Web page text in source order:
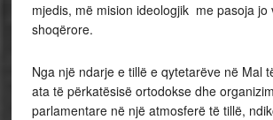
mjedis, më mision ideologjik me pasoja jo
shoqërore.
Nga një ndarje e tillë e qytetarëve në Mal
ata të përkatësisë ortodokse dhe
parlamentare në një atmosferë të tillë,